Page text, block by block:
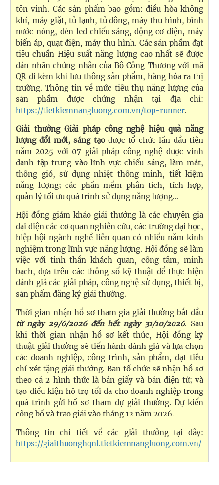
tôn vinh. Các sản phẩm bao gồm: điều hòa không
khí, máy giặt, tủ lạnh, tủ đông, máy thu hình, bình
nước nóng, đèn led chiếu sáng, động cơ điện, máy
biến áp, quạt điện, máy thu hình. Các sản phẩm đạt
tiêu chuẩn Hiệu suất năng lượng cao nhất sẽ được
dán nhãn chứng nhận của Bộ Công Thương với mã
QR đi kèm khi lưu thông sản phẩm, hàng hóa ra thị
trường. Thông tin về mức tiêu thụ năng lượng của
sản phẩm được chứng nhận tại địa chỉ:
https://tietkiemnangluong.com.vn/top-runner.
Giải thưởng Giải pháp công nghệ hiệu quả năng
lượng đổi mới, sáng tạođược tổ chức lần đầu tiên
năm 2025 với 07 giải pháp công nghệ được vinh
danh tập trung vào lĩnh vực chiếu sáng, làm mát,
thông gió, sử dụng nhiệt thông minh, tiết kiệm
năng lượng; các phần mềm phân tích, tích hợp,
quản lý tối ưu quá trình sử dụng năng lượng…
Hội đồng giám khảo giải thưởng là các chuyên gia
đại diện các cơ quan nghiên cứu, các trường đại học,
hiệp hội ngành nghề liên quan có nhiều năm kinh
nghiệm trong lĩnh vực năng lượng. Hội đồng sẽ làm
việc với tinh thần khách quan, công tâm, minh
bạch, dựa trên các thông số kỹ thuật để thực hiện
đánh giá các giải pháp, công nghệ sử dụng, thiết bị,
sản phẩm đăng ký giải thưởng.
Thời gian nhận hồ sơ tham gia giải thưởng bắt đầu
từ ngày 29/6/2026 đến hết ngày 31/10/2026. Sau
khi thời gian nhận hồ sơ kết thúc, Hội đồng kỹ
thuật giải thưởng sẽ tiến hành đánh giá và lựa chọn
các doanh nghiệp, công trình, sản phẩm, đạt tiêu
chí xét tặng giải thưởng. Ban tổ chức sẽ nhận hồ sơ
theo cả 2 hình thức là bản giấy và bản điện tử; và
tạo điều kiện hỗ trợ tối đa cho doanh nghiệp trong
quá trình gửi hồ sơ tham dự giải thưởng. Dự kiến
công bố và trao giải vào tháng 12 năm 2026.
Thông tin chi tiết về các giải thưởng tại đây:
https://giaithuonghqnl.tietkiemnangluong.com.vn/